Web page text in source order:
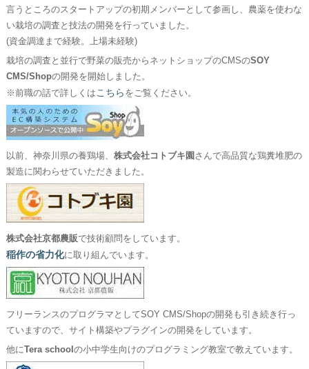
言うところのスタートアップの初期メンバーとして参画し、農薬を使わな
い栽培の調査と技法の開発を行っていました。
(資金調達まで経験。上場未経験)
栽培の調査と並行で野菜の販売からネットショップのCMSのSOY
CMS/Shopの開発を開始しました。
※前職の話で詳しくはこちら をご覧ください。
以前、神奈川県の養鶏場、 株式会社コトブキ園 さんで高品質な鶏糞堆肥の
製造に関わらせていただきました。
株式会社京都農販で技術顧問をしています。
稲作の省力化に取り組んでいます。
フリーランスのプログラマとしてSOY CMS/Shopの開発も引き続き行っ
ていますので、サイト構築やプラグインの開発をしています。
他にTera school の小中学生向けのプログラミング教室で教えています。